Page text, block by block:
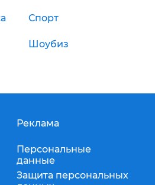
Спорт
Шоубиз
Реклама
Персональные
данные
Защита персональных